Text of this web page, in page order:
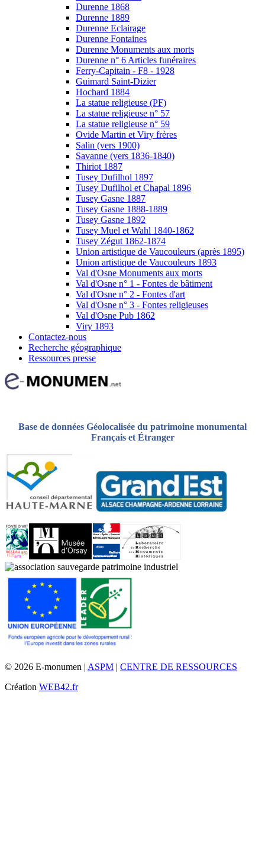
Durenne 1868
Durenne 1889
Durenne Eclairage
Durenne Fontaines
Durenne Monuments aux morts
Durenne n° 6 Articles funéraires
Ferry-Capitain - F8 - 1928
Guimard Saint-Dizier
Hochard 1884
La statue religieuse (PF)
La statue religieuse n° 57
La statue religieuse n° 59
Ovide Martin et Viry frères
Salin (vers 1900)
Savanne (vers 1836-1840)
Thiriot 1887
Tusey Dufilhol 1897
Tusey Dufilhol et Chapal 1896
Tusey Gasne 1887
Tusey Gasne 1888-1889
Tusey Gasne 1892
Tusey Muel et Wahl 1840-1862
Tusey Zégut 1862-1874
Union artistique de Vaucouleurs (après 1895)
Union artistique de Vaucouleurs 1893
Val d'Osne Monuments aux morts
Val d'Osne n° 1 - Fontes de bâtiment
Val d'Osne n° 2 - Fontes d'art
Val d'Osne n° 3 - Fontes religieuses
Val d'Osne Pub 1862
Viry 1893
Contactez-nous
Recherche géographique
Ressources presse
Base de données Géolocalisée du patrimoine monumental
Français et Étranger
© 2026 E-monumen | ASPM | CENTRE DE RESSOURCES
Création WEB42.fr